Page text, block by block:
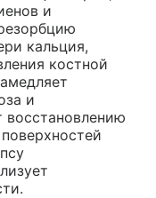
и
кальция,
костной
и
восстановлению